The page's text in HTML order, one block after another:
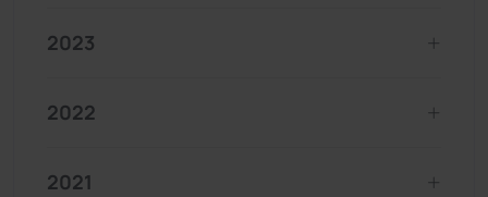
2023
2022
2021